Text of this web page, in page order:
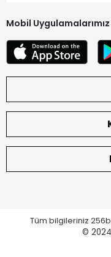
Mobil Uygulamalarımız
Tüm bilgileriniz
© 2024